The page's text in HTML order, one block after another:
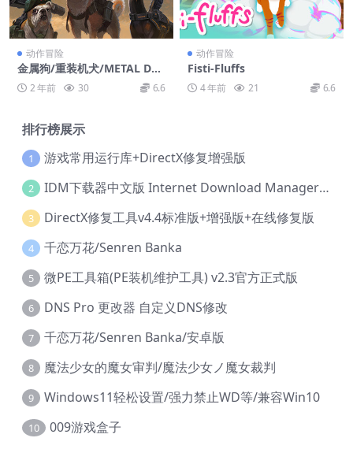
动作冒险
金属狗/重装机犬/METAL DO
GS 2 年前 30 6.6
动作冒险
Fisti-Fluffs
4 年前 21 6.6
排行榜展示
1 游戏常用运行库+DirectX修复增强版
2 IDM下载器中文版 Internet Download Manager v6.42.36 IDM
3 DirectX修复工具v4.4标准版+增强版+在线修复版
4 千恋万花/Senren Banka
5 微PE工具箱(PE装机维护工具) v2.3官方正式版
6 DNS Pro 更改器 自定义DNS修改
7 千恋万花/Senren Banka/安卓版
8 魔法少女的魔女审判/魔法少女ノ魔女裁判
9 Windows11轻松设置/强力禁止WD等/兼容Win10
10 009游戏盒子